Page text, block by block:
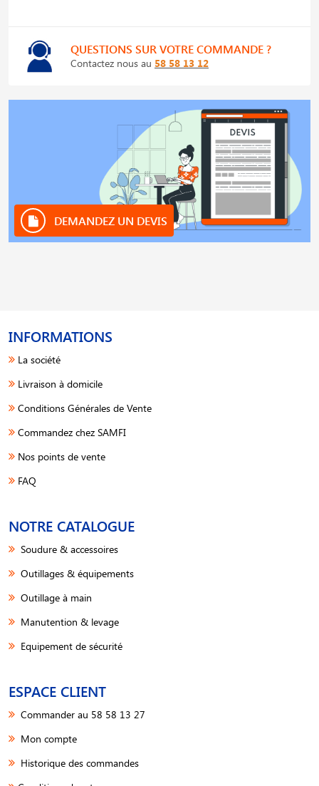
QUESTIONS SUR VOTRE COMMANDE ?
Contactez nous au 58 58 13 12
DEMANDEZ UN DEVIS
INFORMATIONS
La société
Livraison à domicile
Conditions Générales de Vente
Commandez chez SAMFI
Nos points de vente
FAQ
NOTRE CATALOGUE
Soudure & accessoires
Outillages & équipements
Outillage à main
Manutention & levage
Equipement de sécurité
ESPACE CLIENT
Commander au 58 58 13 27
Mon compte
Historique des commandes